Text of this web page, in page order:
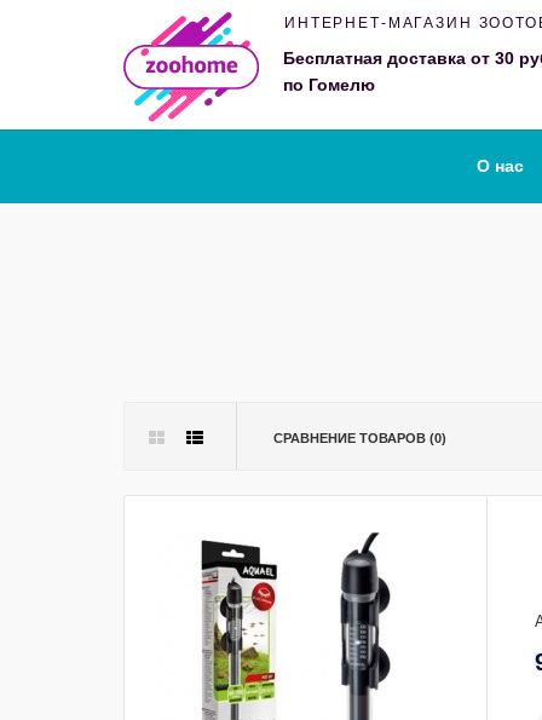
ИНТЕРНЕТ-МАГАЗИН
Бесплатная доставка от 30
по Гомелю
О нас
СРАВНЕНИЕ ТОВАРОВ (0)